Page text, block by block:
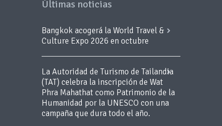
Últimas noticias
Bangkok acogerá la World Travel &
Culture Expo 2026 en octubre
La Autoridad de Turismo de Tailandia
(TAT) celebra la inscripción de Wat
Phra Mahathat como Patrimonio de la
Humanidad por la UNESCO con una
campaña que dura todo el año.